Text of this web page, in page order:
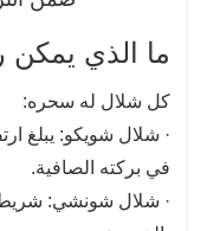
ما الذي يمكن
كل شلال له سحره:
في بركته الصافية.
· شلال شونشي: